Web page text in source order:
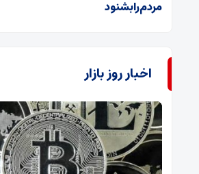
مردم را بشنود
اخبار روز بازار